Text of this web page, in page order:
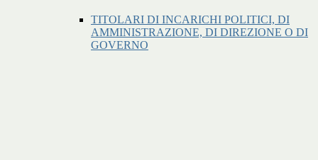
TITOLARI DI INCARICHI POLITICI, DI
AMMINISTRAZIONE, DI DIREZIONE O DI
GOVERNO